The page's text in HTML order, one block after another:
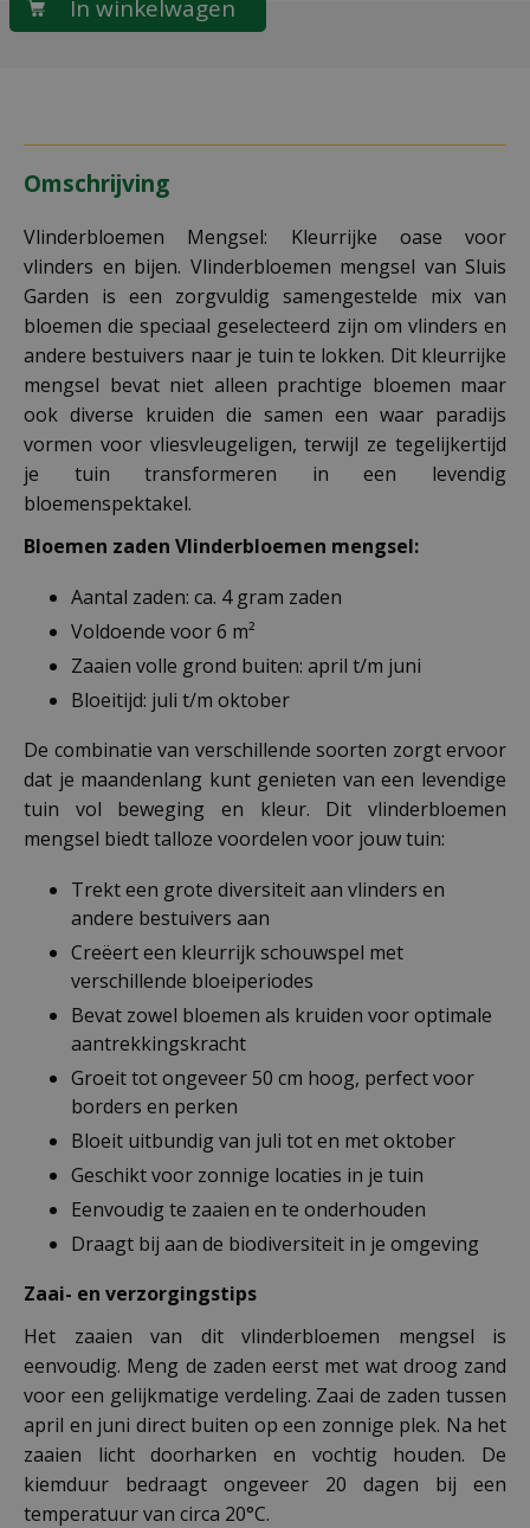
Omschrijving
Vlinderbloemen Mengsel: Kleurrijke oase voor
vlinders en bijen. Vlinderbloemen mengsel van Sluis
Garden is een zorgvuldig samengestelde mix van
bloemen die speciaal geselecteerd zijn om vlinders en
andere bestuivers naar je tuin te lokken. Dit kleurrijke
mengsel bevat niet alleen prachtige bloemen maar
ook diverse kruiden die samen een waar paradijs
vormen voor vliesvleugeligen, terwijl ze tegelijkertijd
je tuin transformeren in een levendig
bloemenspektakel.
Bloemen zaden Vlinderbloemen mengsel:
Aantal zaden: ca. 4 gram zaden
Voldoende voor 6 m²
Zaaien volle grond buiten: april t/m juni
Bloeitijd: juli t/m oktober
De combinatie van verschillende soorten zorgt ervoor
dat je maandenlang kunt genieten van een levendige
tuin vol beweging en kleur. Dit vlinderbloemen
mengsel biedt talloze voordelen voor jouw tuin:
Trekt een grote diversiteit aan vlinders en
andere bestuivers aan
Creëert een kleurrijk schouwspel met
verschillende bloeiperiodes
Bevat zowel bloemen als kruiden voor optimale
aantrekkingskracht
Groeit tot ongeveer 50 cm hoog, perfect voor
borders en perken
Bloeit uitbundig van juli tot en met oktober
Geschikt voor zonnige locaties in je tuin
Eenvoudig te zaaien en te onderhouden
Draagt bij aan de biodiversiteit in je omgeving
Zaai- en verzorgingstips
Het zaaien van dit vlinderbloemen mengsel is
eenvoudig. Meng de zaden eerst met wat droog zand
voor een gelijkmatige verdeling. Zaai de zaden tussen
april en juni direct buiten op een zonnige plek. Na het
zaaien licht doorharken en vochtig houden. De
kiemduur bedraagt ongeveer 20 dagen bij een
temperatuur van circa 20°C.